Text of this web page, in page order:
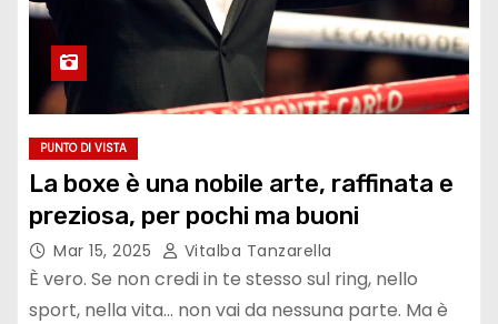
PUNTO DI VISTA
La boxe è una nobile arte, raffinata e
preziosa, per pochi ma buoni
Mar 15, 2025 Vitalba Tanzarella
È vero. Se non credi in te stesso sul ring, nello
sport, nella vita… non vai da nessuna parte. Ma è